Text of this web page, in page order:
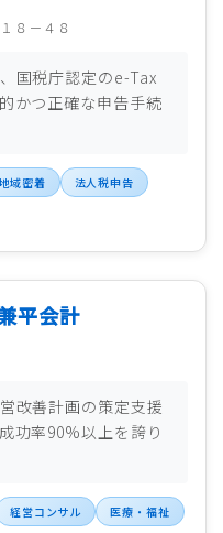
８－４８
国税庁認定のe-Tax
かつ正確な申告手続
域密着 法人税申告
平会計
改善計画の策定支援
功率90%以上を誇り
経営コンサル 医療・福祉